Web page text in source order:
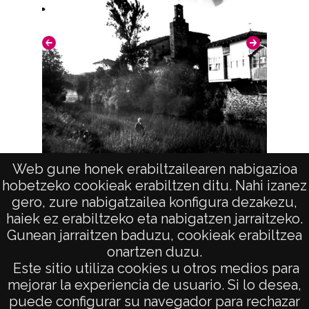
Web gune honek erabiltzailearen nabigazioa
hobetzeko cookieak erabiltzen ditu. Nahi izanez
gero, zure nabigatzailea konfigura dezakezu,
haiek ez erabiltzeko eta nabigatzen jarraitzeko.
Gunean jarraitzen baduzu, cookieak erabiltzea
onartzen duzu.
Este sitio utiliza cookies u otros medios para
mejorar la experiencia de usuario. Si lo desea,
puede configurar su navegador para rechazar
Retrato de un hombre en la orilla del río
Angelu
AVISO LEGAL
POLÍTICA DE PRIVACIDAD
ACCESIBILIDAD